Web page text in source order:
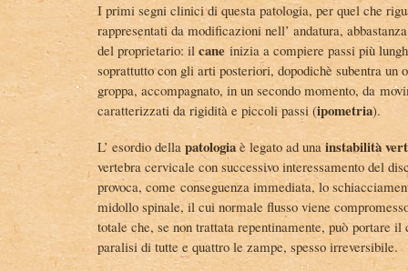
I primi segni clinici di questa patologia, per quel che
rappresentati da modificazioni nell’ andatura,
del proprietario: il cane inizia a compiere passi più
soprattutto con gli arti posteriori, dopodichè subentra un
groppa, accompagnato, in un secondo momento, da
caratterizzati da rigidità e piccoli passi (ipometria).
L’ esordio della patologiaè legato ad una instabilità
vertebra cervicale con successivo interessamento del
provoca, come conseguenza immediata, lo
midollo spinale, il cui normale flusso viene
totale che, se non trattata repentinamente, può portare il
paralisi di tutte e quattro le zampe, spesso irreversibile.